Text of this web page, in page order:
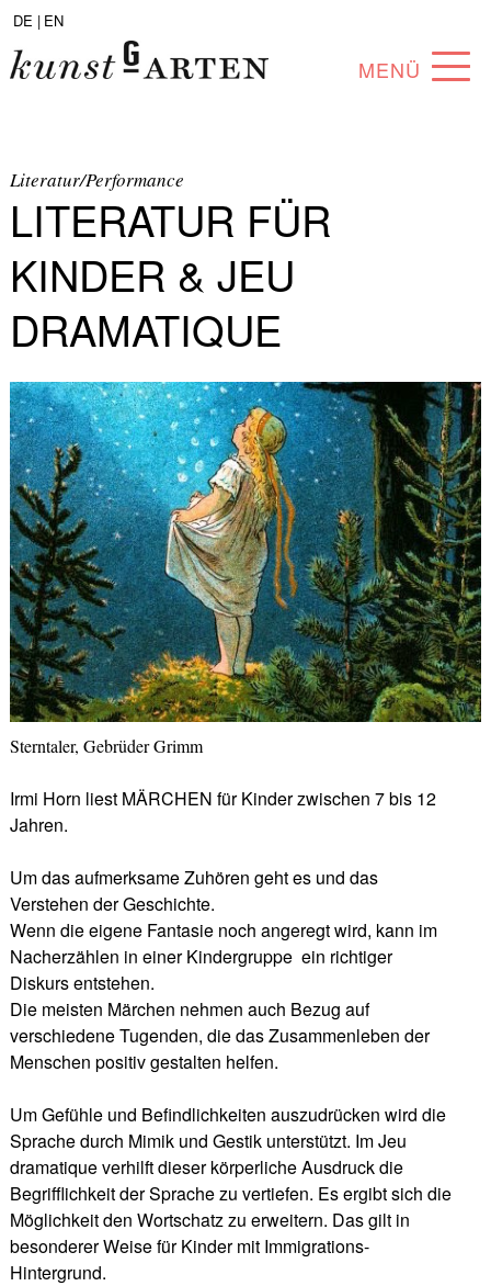
DE | EN
MENÜ
SAMMLUNG
KÜNSTLER*INNEN
PARTNER*INNEN
ANGEBOTE
Literatur/Performance
LITERATUR FÜR
KINDER & JEU
DRAMATIQUE
Sterntaler, Gebrüder Grimm
Irmi Horn liest MÄRCHEN für Kinder zwischen 7 bis 12
Jahren.
Um das aufmerksame Zuhören geht es und das
Verstehen der Geschichte.
Wenn die eigene Fantasie noch angeregt wird, kann im
Nacherzählen in einer Kindergruppe ein richtiger
Diskurs entstehen.
Die meisten Märchen nehmen auch Bezug auf
verschiedene Tugenden, die das Zusammenleben der
Menschen positiv gestalten helfen.
Um Gefühle und Befindlichkeiten auszudrücken wird die
Sprache durch Mimik und Gestik unterstützt. Im Jeu
dramatique verhilft dieser körperliche Ausdruck die
Begrifflichkeit der Sprache zu vertiefen. Es ergibt sich die
Möglichkeit den Wortschatz zu erweitern. Das gilt in
besonderer Weise für Kinder mit Immigrations-
Hintergrund.